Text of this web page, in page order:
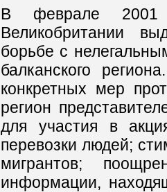
В феврале 2001
Великобритании
борьбе с
балканского
конкретных мер
регион
для участия в
перевозки людей;
мигрантов;
информации,